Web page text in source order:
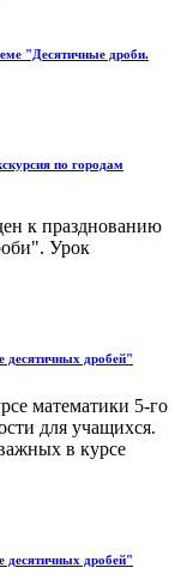
"Десятичные дроби.
по городам
к празднованию
Урок
десятичных дробей"
математики 5-го
для учащихся.
в курсе
десятичных дробей"